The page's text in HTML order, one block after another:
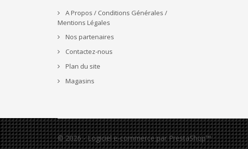
A Propos / Conditions Générales /
Mentions Légales
Nos partenaires
Contactez-nous
Plan du site
Magasins
© 2026 - Logiciel e-commerce par PrestaShop™